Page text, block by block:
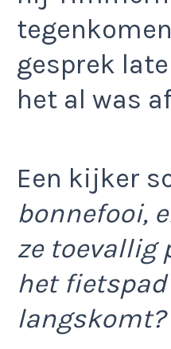
gesprek
het al was
Een kijker
bonnefooi,
ze toevallig
het
langskomt?